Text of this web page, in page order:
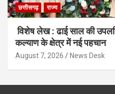
छत्तीसगढ़ राज्य
विशेष लेख : ढाई साल की
कल्याण के क्षेत्र में नई पहचान
August 7, 2026 News Desk